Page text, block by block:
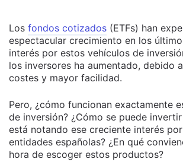
Los fondos cotizados (ETFs) han
espectacular crecimiento en los
interés por estos vehículos de
los inversores ha aumentado, debido
costes y mayor facilidad.
Pero, ¿cómo funcionan exactamente
de inversión? ¿Cómo se puede invertir
está notando ese creciente interés
entidades españolas? ¿En qué
hora de escoger estos productos?